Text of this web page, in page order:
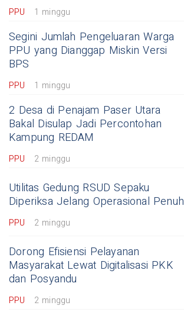
PPU 1 minggu
Segini Jumlah Pengeluaran Warga
PPU yang Dianggap Miskin Versi
BPS
PPU 1 minggu
2 Desa di Penajam Paser Utara
Bakal Disulap Jadi Percontohan
Kampung REDAM
PPU 2 minggu
Utilitas Gedung RSUD Sepaku
Diperiksa Jelang Operasional Penuh
PPU 2 minggu
Dorong Efisiensi Pelayanan
Masyarakat Lewat Digitalisasi PKK
dan Posyandu
PPU 2 minggu